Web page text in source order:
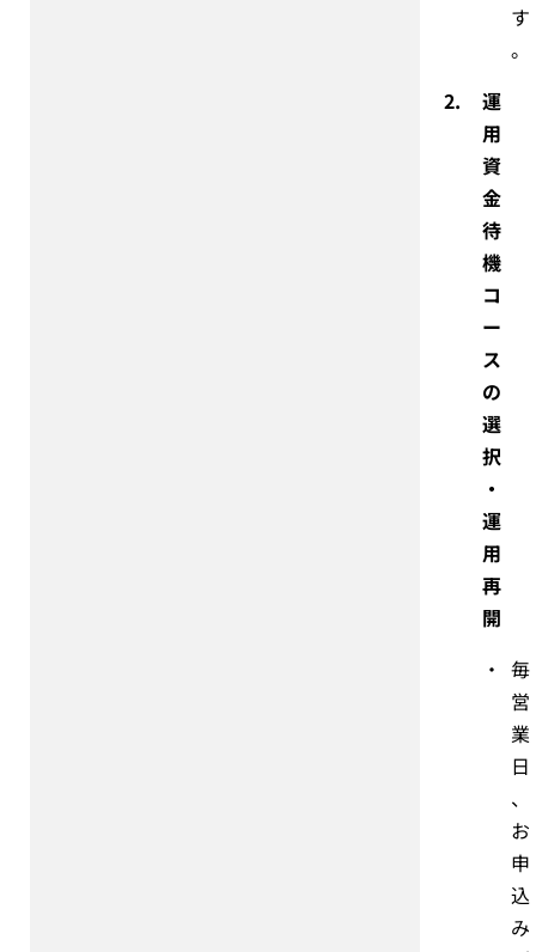
す
。
2.
運
用
資
金
待
機
コ
ー
ス
の
選
択
・
運
用
再
開
・ 毎
営
業
日
、
お
申
込
み